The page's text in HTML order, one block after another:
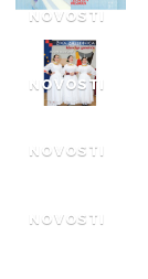
NOVOSTI
NOVOSTI
NOVOSTI
NOVOSTI